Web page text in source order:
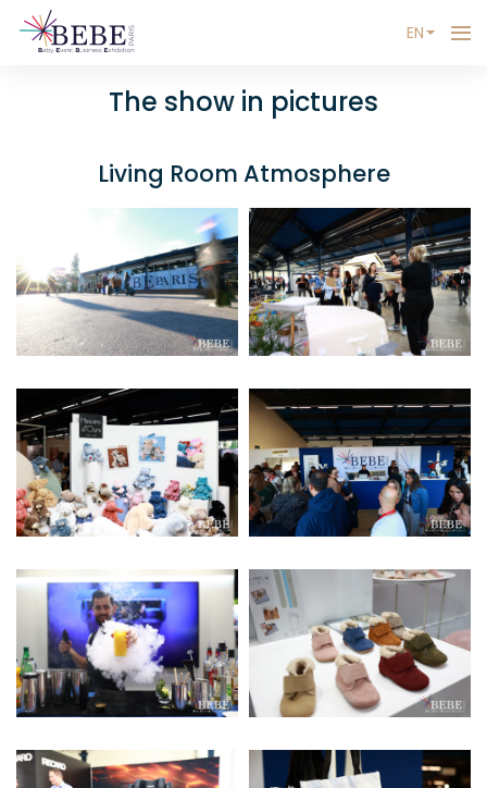
EN
The show in pictures
Living Room Atmosphere